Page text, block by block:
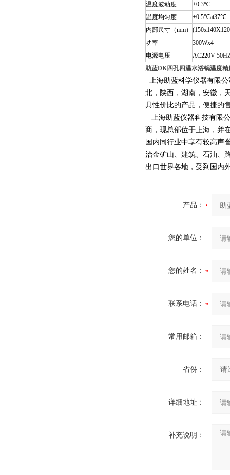
温度波动度
±0.3℃
温度均匀度
±0.5℃at37℃
内部尺寸（mm）
功率
300Wx4
电源电压
AC220V
助蓝DK四孔四温水浴锅温度
上海助蓝科学仪器有限
北，陕西，湖南，安徽，
具性价比的产品，便捷的
上海助蓝仪器科技有限
商，现总部位于上海，并
国内同行业中享有较高声
治金矿山、建筑、石油、
出口世界各地，受到国内
产品：
您的单位：
您的姓名：
联系电话：
常用邮箱：
省份：
详细地址：
补充说明：